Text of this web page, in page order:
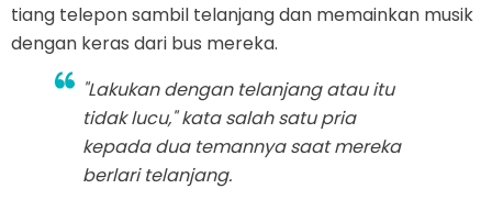
tiang telepon sambil telanjang dan memainkan musik
dengan keras dari bus mereka.
"Lakukan dengan telanjang atau itu
tidak lucu," kata salah satu pria
kepada dua temannya saat mereka
berlari telanjang.